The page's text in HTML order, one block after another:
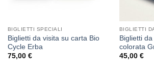
BIGLIETTI SPECIALI
Biglietti da visita su carta Bio
Cycle Erba
75,00 €
BIGLIETTI
Biglietti
colorata
45,00 €